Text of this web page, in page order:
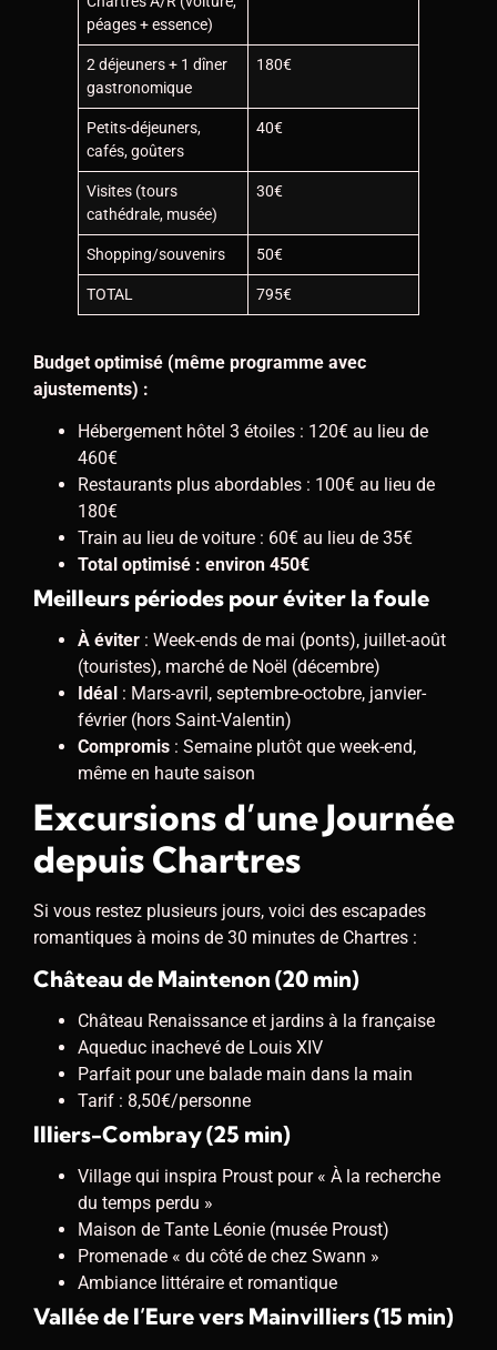
péages + essence)
2 déjeuners + 1 dîner
gastronomique
180€
Petits-déjeuners,
cafés, goûters
40€
Visites (tours
cathédrale, musée)
30€
Shopping/souvenirs 50€
TOTAL 795€
Budget optimisé (même programme avec
ajustements) :
Hébergement hôtel 3 étoiles : 120€ au lieu de
460€
Restaurants plus abordables : 100€ au lieu de
180€
Train au lieu de voiture : 60€ au lieu de 35€
Total optimisé : environ 450€
Meilleurs périodes pour éviter la foule
À éviter : Week-ends de mai (ponts), juillet-août
(touristes), marché de Noël (décembre)
Idéal : Mars-avril, septembre-octobre, janvier-
février (hors Saint-Valentin)
Compromis : Semaine plutôt que week-end,
même en haute saison
Excursions d’une Journée
depuis Chartres
Si vous restez plusieurs jours, voici des escapades
romantiques à moins de 30 minutes de Chartres :
Château de Maintenon (20 min)
Château Renaissance et jardins à la française
Aqueduc inachevé de Louis XIV
Parfait pour une balade main dans la main
Tarif : 8,50€/personne
Illiers-Combray (25 min)
Village qui inspira Proust pour « À la recherche
du temps perdu »
Maison de Tante Léonie (musée Proust)
Promenade « du côté de chez Swann »
Ambiance littéraire et romantique
Vallée de l’Eure vers Mainvilliers (15 min)